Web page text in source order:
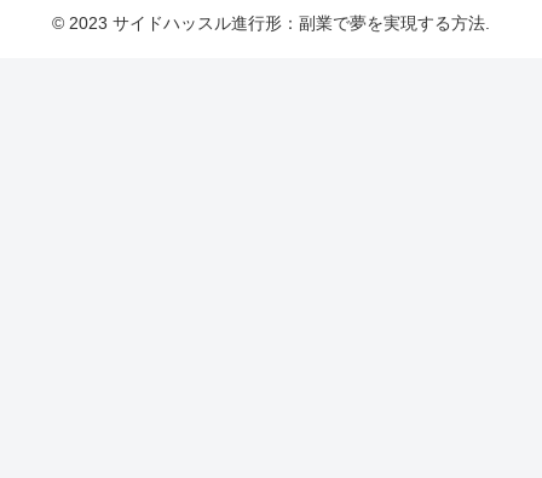
© 2023 サイドハッスル進行形：副業で夢を実現する方法.